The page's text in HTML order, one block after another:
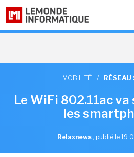
MOBILITÉ / RÉSEAU
Le WiFi 802.11ac
les
Relaxnews , publié le 19